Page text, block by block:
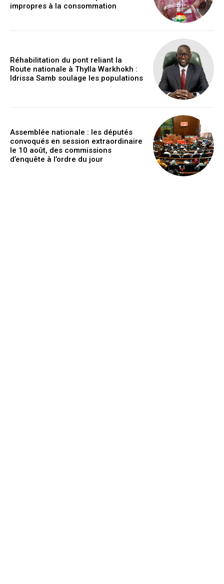
impropres à la consommation
Réhabilitation du pont reliant la
Route nationale à Thylla Warkhokh :
Idrissa Samb soulage les populations
Assemblée nationale : les députés
convoqués en session extraordinaire
le 10 août, des commissions
d’enquête à l’ordre du jour